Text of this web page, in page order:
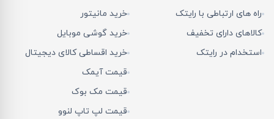
راه های ارتباطی با رایتک
کالاهای دارای تخفیف
استخدام در رایتک
خرید مانیتور
خرید گوشی موبایل
خرید اقساطی کالای دیجیتال
قیمت آیمک
قیمت مک بوک
قیمت لپ تاپ لنوو